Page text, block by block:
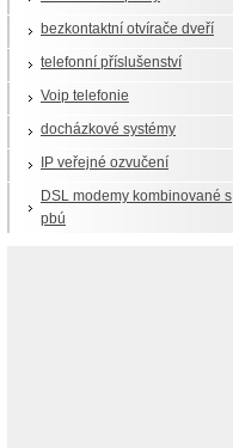
bezkontaktní otvírače dveří
telefonní příslušenství
Voip telefonie
docházkové systémy
IP veřejné ozvučení
DSL modemy kombinované s
pbú